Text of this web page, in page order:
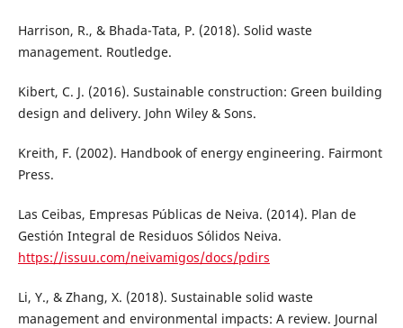
Harrison, R., & Bhada-Tata, P. (2018). Solid waste
management. Routledge.
Kibert, C. J. (2016). Sustainable construction: Green building
design and delivery. John Wiley & Sons.
Kreith, F. (2002). Handbook of energy engineering. Fairmont
Press.
Las Ceibas, Empresas Públicas de Neiva. (2014). Plan de
Gestión Integral de Residuos Sólidos Neiva.
https://issuu.com/neivamigos/docs/pdirs
Li, Y., & Zhang, X. (2018). Sustainable solid waste
management and environmental impacts: A review. Journal